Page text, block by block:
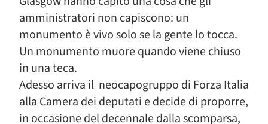
amministratori non capiscono: un
monumento è vivo solo se la gente lo tocca.
Un monumento muore quando viene chiuso
in una teca.
Adesso arriva il neocapogruppo di Forza Italia
alla Camera dei deputati e decide di proporre,
in occasione del decennale dalla scomparsa,